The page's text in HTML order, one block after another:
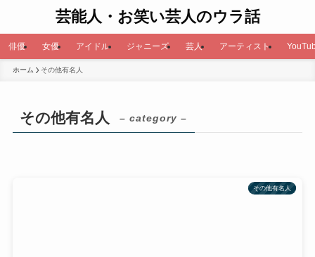
芸能人・お笑い芸人のウラ話
俳優 女優 アイドル ジャニーズ 芸人 アーティスト
ホーム その他有名人
その他有名人 – category –
その他有名人